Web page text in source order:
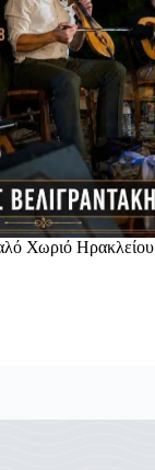
Χωριό Ηρακλείου